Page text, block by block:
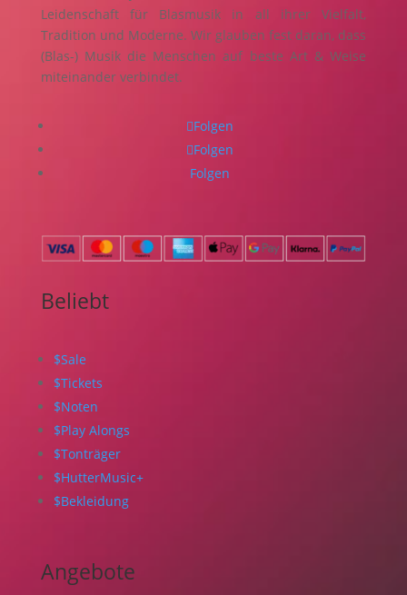
Leidenschaft für Blasmusik in all ihrer Vielfalt,
Tradition und Moderne. Wir glauben fest daran, dass
(Blas-) Musik die Menschen auf beste Art & Weise
miteinander verbindet.
Folgen
Folgen
Folgen
Beliebt
$Sale
$Tickets
$Noten
$Play Alongs
$Tonträger
$HutterMusic+
$Bekleidung
Angebote